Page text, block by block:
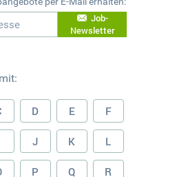
Job-
Newsletter
D E F
J K L
P Q R